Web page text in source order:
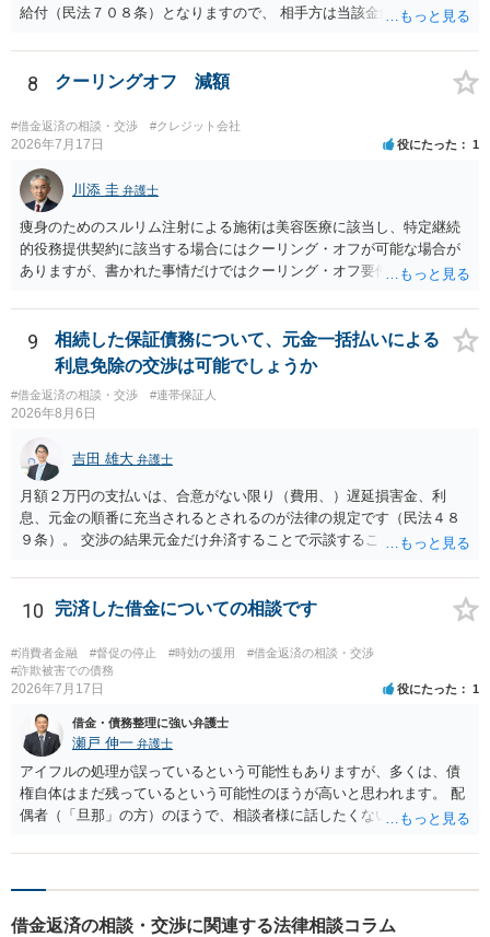
給付（民法７０８条）となりますので、 相手方は当該金銭の返還請求
8 クーリングオフ 減額
#借金返済の相談・交渉 #クレジット会社
2026年7月17日 役にたった 1
川添 圭 弁護士
痩身のためのスルリム注射による施術は美容医療に該当し、特定継続
的役務提供契約に該当する場合にはクーリング・オフが可能な場合が
ありますが、書かれた事情だけではクーリング・オフ要件を満たして
か）が不明です。仮に特定継続的役務提供契約に該当する場合には、
クーリング・オフができない場合でも中途解約は可能ですが、この点
も含めて、最寄りの消費生活センターで詳しい資料をもとに相談して
いただいた方がよいでしょう。
9
相続した保証債務について、元金一括払いによる
利息免除の交渉は可能でしょうか
#借金返済の相談・交渉 #連帯保証人
2026年8月6日
吉田 雄大 弁護士
月額２万円の支払いは、合意がない限り（費用、）遅延損害金、利
息、元金の順番に充当されるとされるのが法律の規定です（民法４８
９条）。 交渉の結果元金だけ弁済することで示談することは、弁護士
ることには消極的なことが多いものの、お近くの弁護士にご依頼しチ
ャレンジなさる意義は十分にあると思います。
10 完済した借金についての相談です
#消費者金融 #督促の停止 #時効の援用
#借金返済の相談・交渉
#詐欺被害での債務
2026年7月17日 役にたった 1
借金・債務整理に強い弁護士
瀬戸 伸一 弁護士
アイフルの処理が誤っているという可能性もありますが、多くは、債
権自体はまだ残っているという可能性のほうが高いと思われます。 配
偶者（「旦那」の方）のほうで、相談者様に話したくない事情等もあ
援用という方法も取れる可能性があるため、御主人に法律事務所に相
いかもしれません。 配偶者の債務がある状態で配偶者が亡くなると債
借金返済の相談・交渉に関連する法律相談コラム